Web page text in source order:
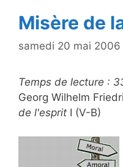
Misère de
samedi 20 mai 2006
Temps de lecture :
Georg Wilhelm
de l'esprit I (V-B)